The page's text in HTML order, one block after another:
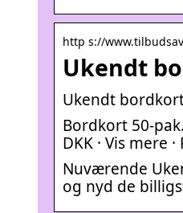
http s://
Ukendt
Ukendt
Bordkort 50-
DKK · Vis mere
Nuværende
og nyd de